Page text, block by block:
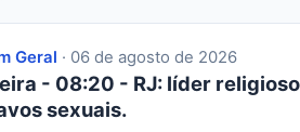
Geral · 06 de agosto de 2026
- 08:20 - RJ: líder
sexuais.